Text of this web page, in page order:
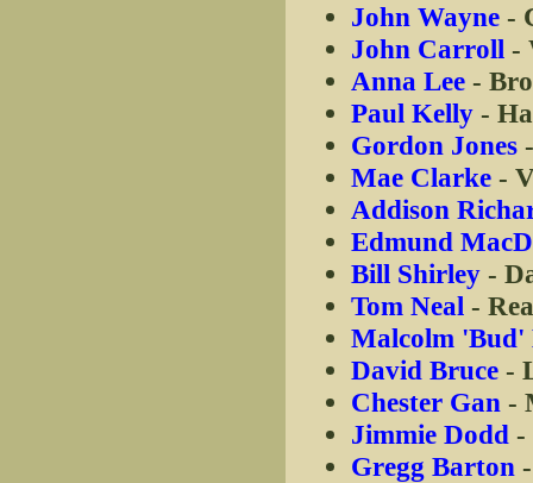
John Wayne -
John Carroll -
Anna Lee -
Paul Kelly -
Gordon Jones
Mae Clarke -
Addison
Edmund
Bill Shirley -
Tom Neal -
Malcolm 'Bud'
David Bruce -
Chester Gan -
Jimmie Dodd -
Gregg Barton